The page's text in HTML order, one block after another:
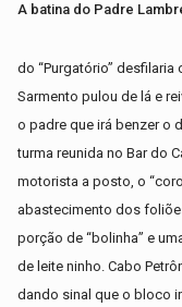
A batina do Padre
do “Purgatório”
Sarmento pulou de lá e
o padre que irá benzer o
turma reunida no Bar do
motorista a posto, o
abastecimento dos
porção de “bolinha” e
de leite ninho. Cabo
dando sinal que o bloco